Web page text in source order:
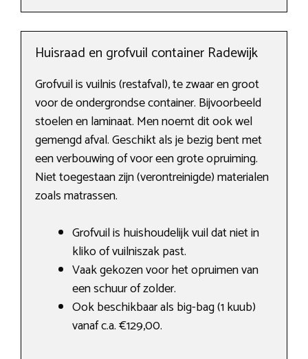
Huisraad en grofvuil container Radewijk
Grofvuil is vuilnis (restafval), te zwaar en groot
voor de ondergrondse container. Bijvoorbeeld
stoelen en laminaat. Men noemt dit ook wel
gemengd afval. Geschikt als je bezig bent met
een verbouwing of voor een grote opruiming.
Niet toegestaan zijn (verontreinigde) materialen
zoals matrassen.
Grofvuil is huishoudelijk vuil dat niet in
kliko of vuilniszak past.
Vaak gekozen voor het opruimen van
een schuur of zolder.
Ook beschikbaar als big-bag (1 kuub)
vanaf c.a. €129,00.